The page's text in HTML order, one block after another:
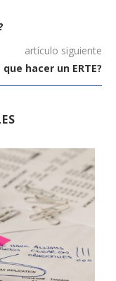
artículo siguiente
hacer un ERTE?